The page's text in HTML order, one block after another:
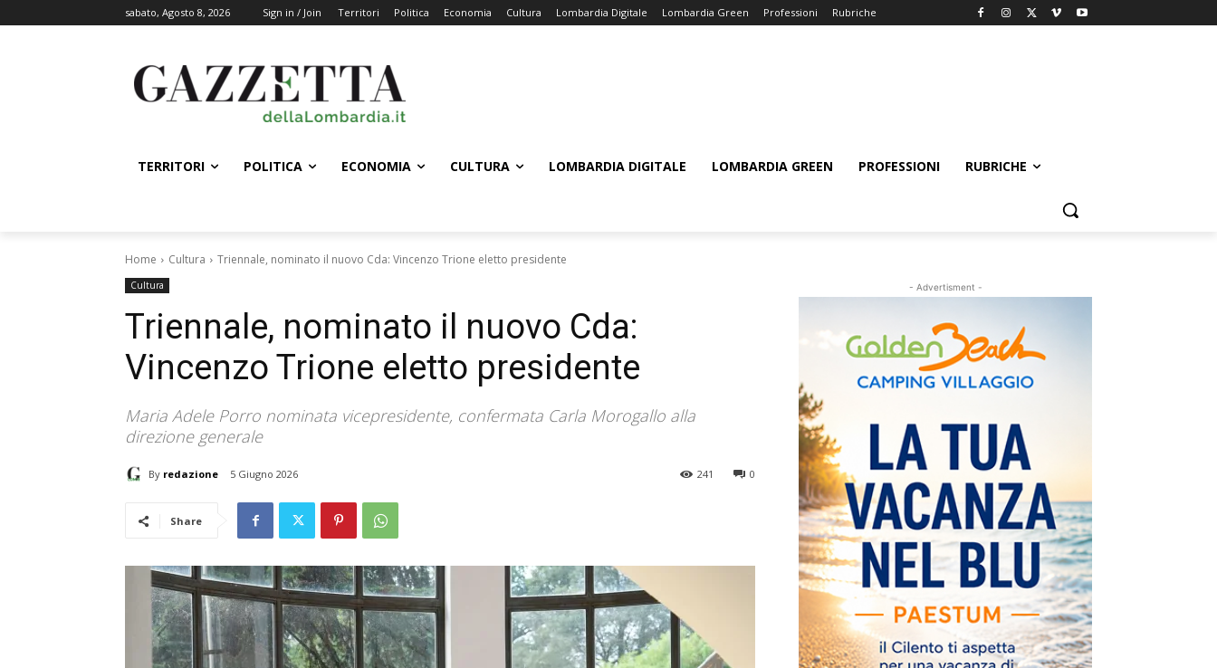
sabato, Agosto 8, 2026 Sign in / Join Territori Politica Economia Cultura Lombardia Digitale Lombardia Green Professioni Rubriche
TERRITORI POLITICA ECONOMIA CULTURA LOMBARDIA DIGITALE LOMBARDIA GREEN PROFESSIONI RUBRICHE
Home Cultura Triennale, nominato il nuovo Cda: Vincenzo Trione eletto presidente
Cultura
Triennale, nominato il nuovo Cda:
Vincenzo Trione eletto presidente
Maria Adele Porro nominata vicepresidente, confermata Carla Morogallo alla
direzione generale
By redazione 5 Giugno 2026 0
241
Share
- Advertisment -